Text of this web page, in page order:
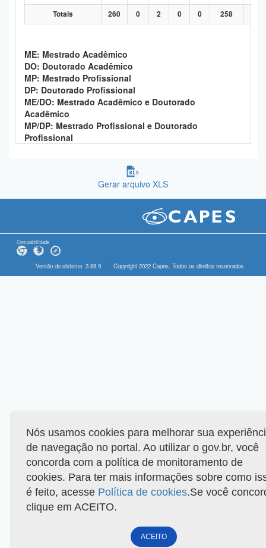
Totais 260 0 2 0 0 258
ME: Mestrado Acadêmico
DO: Doutorado Acadêmico
MP: Mestrado Profissional
DP: Doutorado Profissional
ME/DO: Mestrado Acadêmico e Doutorado
Acadêmico
MP/DP: Mestrado Profissional e Doutorado
Profissional
Gerar arquivo XLS
Compatibilidade
Versão do sistema: 3.88.9 Copyright 2022 Capes. Todos os direitos reservados.
Nós usamos cookies para melhorar sua
de navegação no portal. Ao utilizar o gov.br, você
concorda com a política de monitoramento de
cookies. Para ter mais informações sobre como
é feito, acesse Política de cookies.Se você
clique em ACEITO.
ACEITO